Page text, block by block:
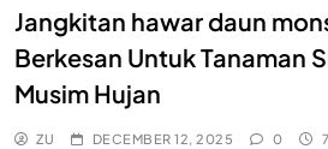
Jangkitan hawar daun
Berkesan Untuk Tanaman
Musim Hujan
ZU DECEMBER 12, 2025 0